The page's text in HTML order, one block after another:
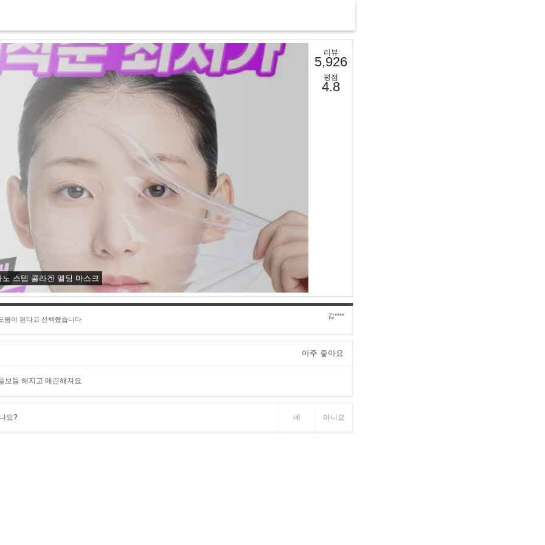
스텝 콜라겐 멜팅 마스크
리뷰
5,926
평점
4.8
움이 된다고 선택했습니다 김****
아주 좋아요
보들 해지고 매끈해져요
요? 네 아니요